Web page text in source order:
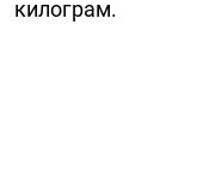
килограм.